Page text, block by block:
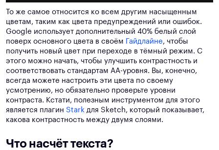
То же самое относится ко всем другим насыщенным
цветам, таким как цвета предупреждений или ошибок.
Google использует дополнительный 40% белый слой
поверх основного цвета в своём Гайдлайне, чтобы
получить новый цвет при переходе в тёмный режим. С
этого можно начать, чтобы улучшить контрастность и
соответствовать стандартам AA-уровня. Вы, конечно,
всегда можете настроить эти цвета по своему
усмотрению, но обязательно проверьте уровни
контраста. Кстати, полезным инструментом для этого
является плагин Stark для Sketch, который показывает,
какова контрастность между двумя слоями.
Что насчёт текста?